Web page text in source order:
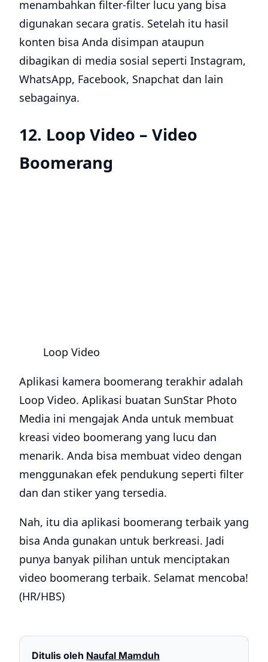
menambahkan filter-filter lucu yang bisa
digunakan secara gratis. Setelah itu hasil
konten bisa Anda disimpan ataupun
dibagikan di media sosial seperti Instagram,
WhatsApp, Facebook, Snapchat dan lain
sebagainya.
12. Loop Video – Video
Boomerang
Loop Video
Aplikasi kamera boomerang terakhir adalah
Loop Video. Aplikasi buatan SunStar Photo
Media ini mengajak Anda untuk membuat
kreasi video boomerang yang lucu dan
menarik. Anda bisa membuat video dengan
menggunakan efek pendukung seperti filter
dan dan stiker yang tersedia.
Nah, itu dia aplikasi boomerang terbaik yang
bisa Anda gunakan untuk berkreasi. Jadi
punya banyak pilihan untuk menciptakan
video boomerang terbaik. Selamat mencoba!
(HR/HBS)
Ditulis oleh Naufal Mamduh